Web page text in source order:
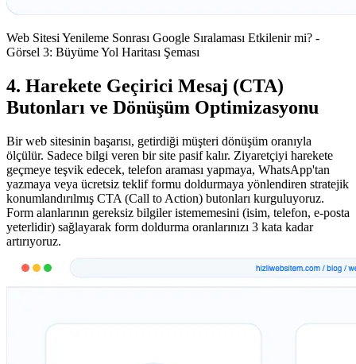
Web Sitesi Yenileme Sonrası Google Sıralaması Etkilenir mi? -
Görsel 3: Büyüme Yol Haritası Şeması
4. Harekete Geçirici Mesaj (CTA)
Butonları ve Dönüşüm Optimizasyonu
Bir web sitesinin başarısı, getirdiği müşteri dönüşüm oranıyla
ölçülür. Sadece bilgi veren bir site pasif kalır. Ziyaretçiyi harekete
geçmeye teşvik edecek, telefon araması yapmaya, WhatsApp'tan
yazmaya veya ücretsiz teklif formu doldurmaya yönlendiren stratejik
konumlandırılmış CTA (Call to Action) butonları kurguluyoruz.
Form alanlarının gereksiz bilgiler istememesini (isim, telefon, e-posta
yeterlidir) sağlayarak form doldurma oranlarınızı 3 kata kadar
artırıyoruz.